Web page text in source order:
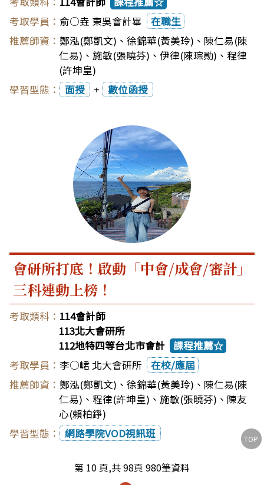
俞○垚 東吳會計畢
在職生
鄭泓(鄭凱文) 、 徐錦華(黃美玲) 、 陳仁易(陳
仁易) 、 施敏(張曉芬) 、 伊律(陳琮勛) 、 程律
(許坤皇)
面授
+ 數位函授
會研所打底！啟動「中會/成會/審計」
三科連動上榜！
114會計師
113北大會研所
112地特四等台北市會計 課程推薦☆
李○峮 北大會研所
在校/應屆
鄭泓(鄭凱文) 、 徐錦華(黃美玲) 、 陳仁易(陳
仁易) 、 程律(許坤皇) 、 施敏(張曉芬) 、 陳友
心(賴柏錚)
網路學院VOD視訊班
第 10 頁,共 98頁 980筆資料
TOP